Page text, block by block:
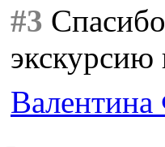
#3
Валентина